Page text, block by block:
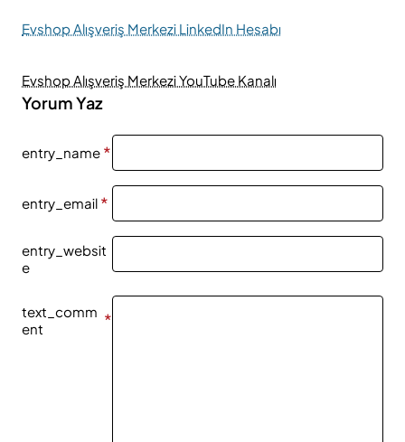
Evshop Alışveriş Merkezi LinkedIn Hesabı
Evshop Alışveriş Merkezi YouTube Kanalı
Yorum Yaz
entry_name
entry_email
entry_websit
e
text_comm
ent